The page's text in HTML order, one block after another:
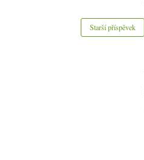
Starší příspěvek